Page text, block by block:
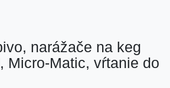
narážače na keg
Micro-Matic, vŕtanie do